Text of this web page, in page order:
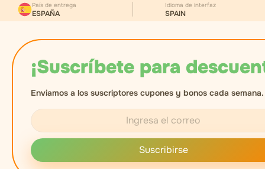
¡Suscríbete para
Enviamos a los suscriptores cupones y bonos cada semana.
Suscribirse
País de entrega
ESPAÑA
Idioma de interfaz
SPAIN